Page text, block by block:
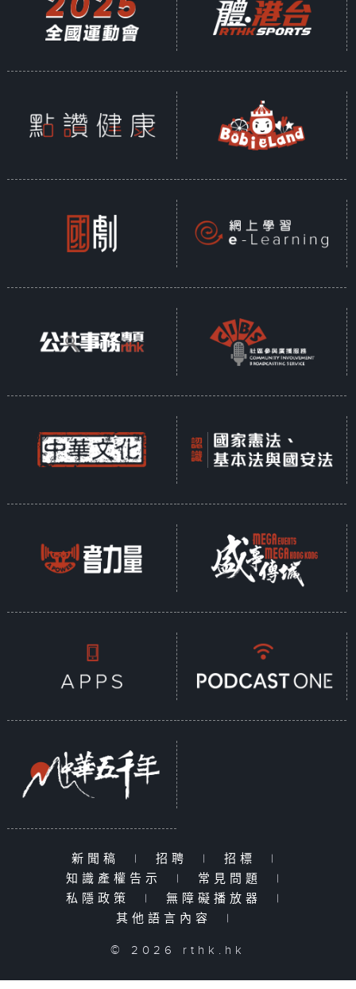
新聞稿 | 招聘 | 招標
|
知識產權告示
| 常見問題
|
私隱政策
| 無障礙播放器
|
其他語言內容
|
© 2026 rthk.hk